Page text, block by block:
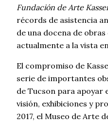
Fundación de Arte
récords de asistencia
de una docena de
actualmente a la vista
El compromiso de
serie de importantes
de Tucson para apoyar
visión, exhibiciones y
2017, el Museo de Arte